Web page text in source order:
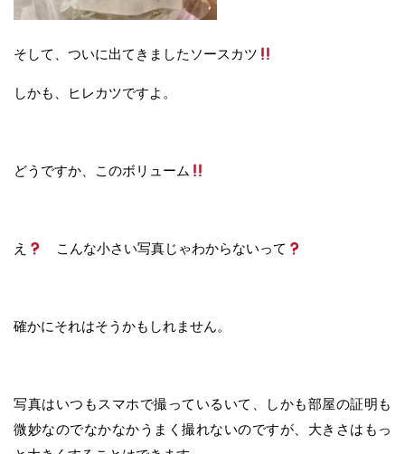
そして、ついに出てきましたソースカツ
しかも、ヒレカツですよ。
どうですか、このボリューム
え こんな小さい写真じゃわからないって
確かにそれはそうかもしれません。
写真はいつもスマホで撮っているいて、しかも部屋の証明も
微妙なのでなかなかうまく撮れないのですが、大きさはもっ